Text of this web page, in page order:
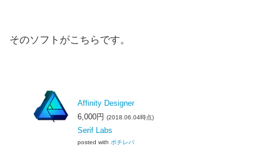
そのソフトがこちらです。
Affinity Designer
6,000円 (2018.06.04時点)
Serif Labs
posted with ポチレバ